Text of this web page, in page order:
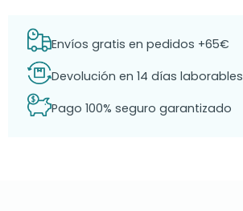
Envíos gratis en pedidos +65€
Devolución en 14 días laborables
Pago 100% seguro garantizado